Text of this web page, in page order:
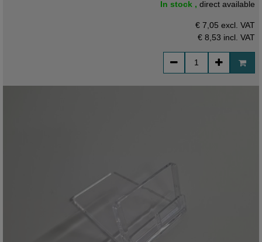
In stock ,direct available
€ 7,05 excl. VAT
€ 8,53 incl. VAT